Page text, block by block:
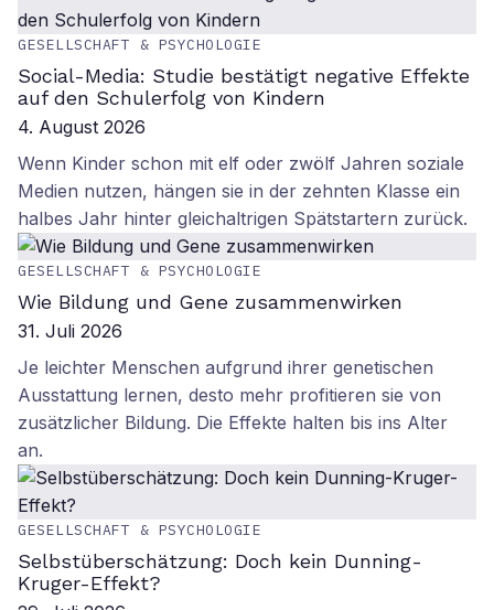
GESELLSCHAFT & PSYCHOLOGIE
Social-Media: Studie bestätigt negative Effekte
auf den Schulerfolg von Kindern
4. August 2026
Wenn Kinder schon mit elf oder zwölf Jahren soziale
Medien nutzen, hängen sie in der zehnten Klasse ein
halbes Jahr hinter gleichaltrigen Spätstartern zurück.
GESELLSCHAFT & PSYCHOLOGIE
Wie Bildung und Gene zusammenwirken
31. Juli 2026
Je leichter Menschen aufgrund ihrer genetischen
Ausstattung lernen, desto mehr profitieren sie von
zusätzlicher Bildung. Die Effekte halten bis ins Alter
an.
GESELLSCHAFT & PSYCHOLOGIE
Selbstüberschätzung: Doch kein Dunning-
Kruger-Effekt?